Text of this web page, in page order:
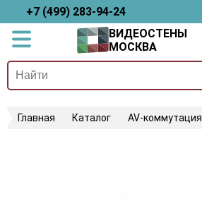
+7 (499) 283-94-24
ВИДЕОСТЕНЫ
МОСКВА
Главная Каталог AV-коммутация